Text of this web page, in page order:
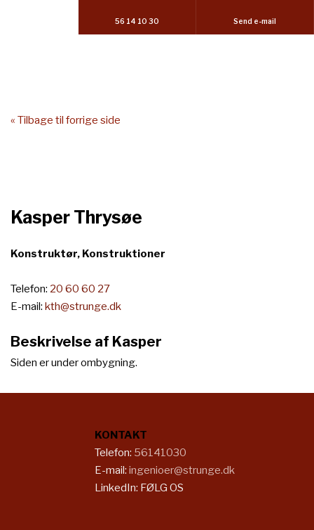
« ​Tilbage til forrige side
Kasper Thrysøe
Konstruktør, Konstruktioner
Telefon: 20 60 60 27
E-mail: kth@strunge.dk
Beskrivelse af Kasper
Siden er under ombygning.
KONTAKT
​​Telefon: 56141030
E-mail: ingenioer@strunge.dk
LinkedIn: FØLG OS
56 14 10 30 Send e-mail